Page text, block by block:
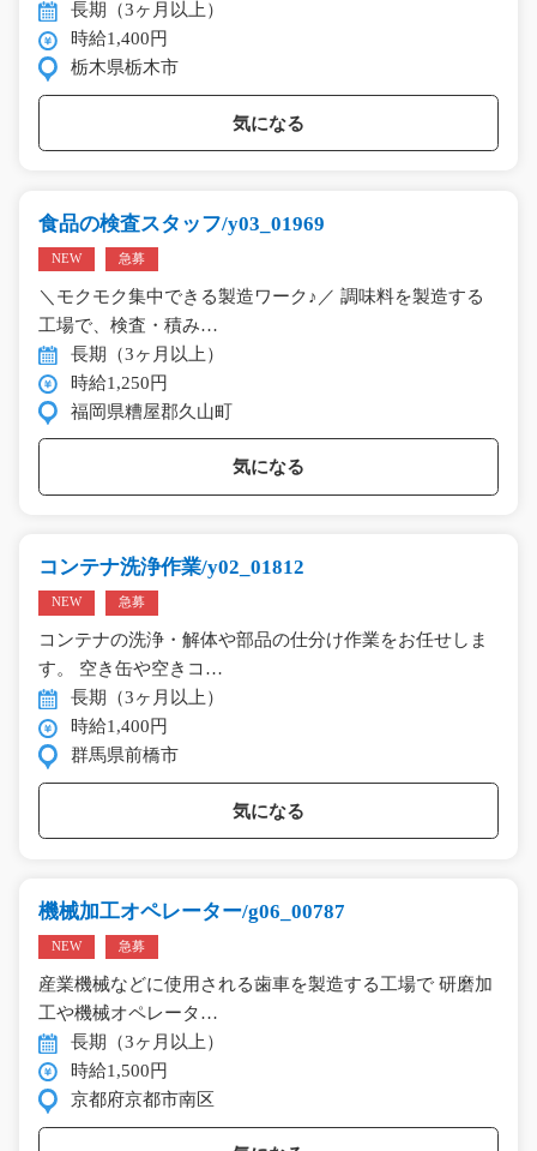
長期（3ヶ月以上）
時給1,400円
栃木県栃木市
気になる
食品の検査スタッフ/y03_01969
NEW 急募
＼モクモク集中できる製造ワーク♪／ 調味料を製造する
工場で、検査・積み…
長期（3ヶ月以上）
時給1,250円
福岡県糟屋郡久山町
気になる
コンテナ洗浄作業/y02_01812
NEW 急募
コンテナの洗浄・解体や部品の仕分け作業をお任せしま
す。 空き缶や空きコ…
長期（3ヶ月以上）
時給1,400円
群馬県前橋市
気になる
機械加工オペレーター/g06_00787
NEW 急募
産業機械などに使用される歯車を製造する工場で 研磨加
工や機械オペレータ…
長期（3ヶ月以上）
時給1,500円
京都府京都市南区